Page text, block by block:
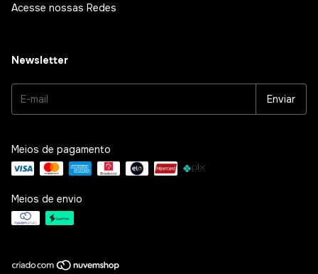
Acesse nossas Redes
Newsletter
Meios de pagamento
Meios de envio